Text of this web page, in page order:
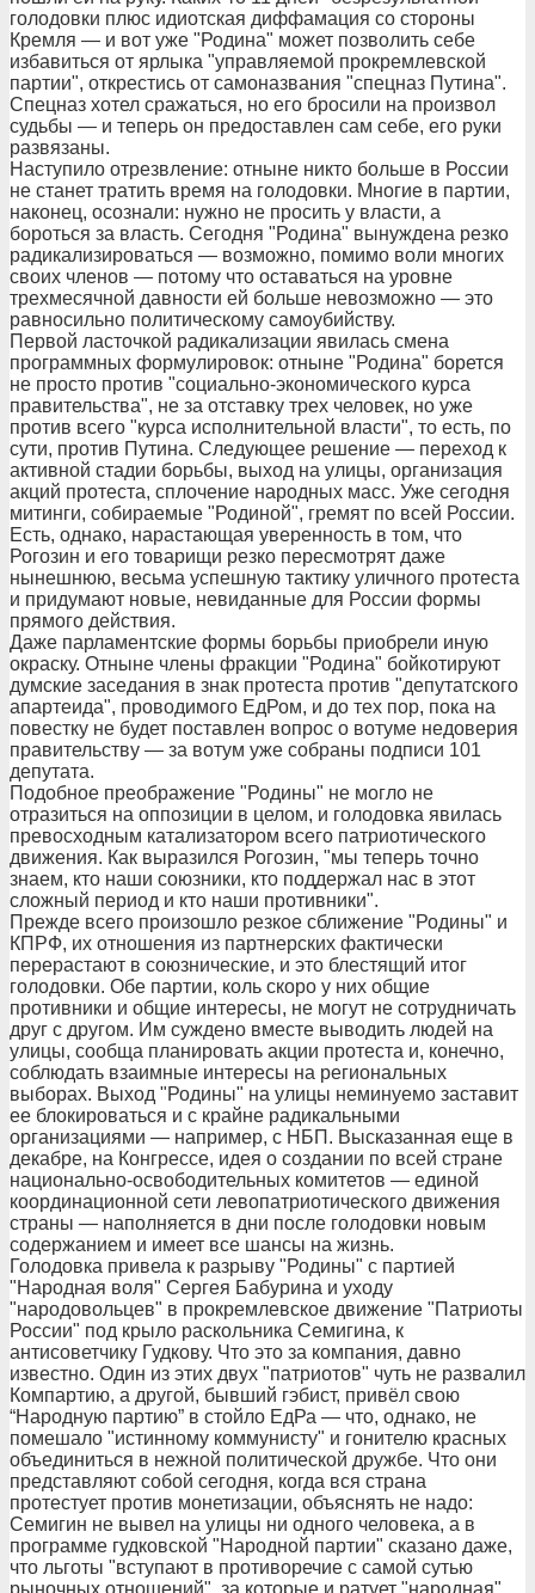
голодовки плюс идиотская диффамация со стороны
Кремля — и вот уже "Родина" может позволить себе
избавиться от ярлыка "управляемой прокремлевской
партии", открестись от самоназвания "спецназ Путина".
Спецназ хотел сражаться, но его бросили на произвол
судьбы — и теперь он предоставлен сам себе, его руки
развязаны.
Наступило отрезвление: отныне никто больше в России
не станет тратить время на голодовки. Многие в партии,
наконец, осознали: нужно не просить у власти, а
бороться за власть. Сегодня "Родина" вынуждена резко
радикализироваться — возможно, помимо воли многих
своих членов — потому что оставаться на уровне
трехмесячной давности ей больше невозможно — это
равносильно политическому самоубийству.
Первой ласточкой радикализации явилась смена
программных формулировок: отныне "Родина" борется
не просто против "социально-экономического курса
правительства", не за отставку трех человек, но уже
против всего "курса исполнительной власти", то есть, по
сути, против Путина. Следующее решение — переход к
активной стадии борьбы, выход на улицы, организация
акций протеста, сплочение народных масс. Уже сегодня
митинги, собираемые "Родиной", гремят по всей России.
Есть, однако, нарастающая уверенность в том, что
Рогозин и его товарищи резко пересмотрят даже
нынешнюю, весьма успешную тактику уличного протеста
и придумают новые, невиданные для России формы
прямого действия.
Даже парламентские формы борьбы приобрели иную
окраску. Отныне члены фракции "Родина" бойкотируют
думские заседания в знак протеста против "депутатского
апартеида", проводимого ЕдРом, и до тех пор, пока на
повестку не будет поставлен вопрос о вотуме недоверия
правительству — за вотум уже собраны подписи 101
депутата.
Подобное преображение "Родины" не могло не
отразиться на оппозиции в целом, и голодовка явилась
превосходным катализатором всего патриотического
движения. Как выразился Рогозин, "мы теперь точно
знаем, кто наши союзники, кто поддержал нас в этот
сложный период и кто наши противники".
Прежде всего произошло резкое сближение "Родины" и
КПРФ, их отношения из партнерских фактически
перерастают в союзнические, и это блестящий итог
голодовки. Обе партии, коль скоро у них общие
противники и общие интересы, не могут не сотрудничать
друг с другом. Им суждено вместе выводить людей на
улицы, сообща планировать акции протеста и, конечно,
соблюдать взаимные интересы на региональных
выборах. Выход "Родины" на улицы неминуемо заставит
ее блокироваться и с крайне радикальными
организациями — например, с НБП. Высказанная еще в
декабре, на Конгрессе, идея о создании по всей стране
национально-освободительных комитетов — единой
координационной сети левопатриотического движения
страны — наполняется в дни после голодовки новым
содержанием и имеет все шансы на жизнь.
Голодовка привела к разрыву "Родины" с партией
"Народная воля" Сергея Бабурина и уходу
"народовольцев" в прокремлевское движение "Патриоты
России" под крыло раскольника Семигина, к
антисоветчику Гудкову. Что это за компания, давно
известно. Один из этих двух "патриотов" чуть не развалил
Компартию, а другой, бывший гэбист, привёл свою
“Народную партию” в стойло ЕдРа — что, однако, не
помешало "истинному коммунисту" и гонителю красных
объединиться в нежной политической дружбе. Что они
представляют собой сегодня, когда вся страна
протестует против монетизации, объяснять не надо:
Семигин не вывел на улицы ни одного человека, а в
программе гудковской "Народной партии" сказано даже,
что льготы "вступают в противоречие с самой сутью
рыночных отношений", за которые и ратует "народная"